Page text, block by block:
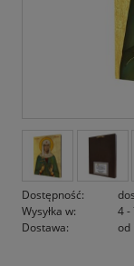
Dostępność:
Wysyłka w:
4 -
Dostawa:
od
Cena nie